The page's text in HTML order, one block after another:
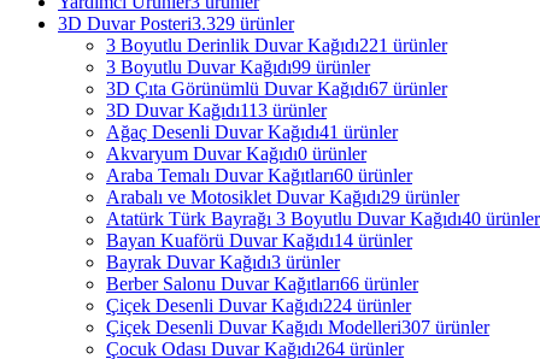
3D Duvar Posteri3.329 ürünler
3 Boyutlu Derinlik Duvar Kağıdı221 ürünler
3 Boyutlu Duvar Kağıdı99 ürünler
3D Çıta Görünümlü Duvar Kağıdı67 ürünler
3D Duvar Kağıdı113 ürünler
Ağaç Desenli Duvar Kağıdı41 ürünler
Akvaryum Duvar Kağıdı0 ürünler
Araba Temalı Duvar Kağıtları60 ürünler
Arabalı ve Motosiklet Duvar Kağıdı29 ürünler
Atatürk Türk Bayrağı 3 Boyutlu Duvar Kağıdı40 ürünler
Bayan Kuaförü Duvar Kağıdı14 ürünler
Bayrak Duvar Kağıdı3 ürünler
Berber Salonu Duvar Kağıtları66 ürünler
Çiçek Desenli Duvar Kağıdı224 ürünler
Çiçek Desenli Duvar Kağıdı Modelleri307 ürünler
Çocuk Odası Duvar Kağıdı264 ürünler